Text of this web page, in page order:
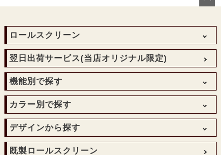
へ
ロールスクリーン
防炎遮光ロールスクリーン
遮光遮熱ロールスクリーン
和風ロールスクリーン
防炎ロールスクリーン
透明ロールスクリーン
転写オリジナルプリントロールスクリーン
ロールスクリーン手作りメカキット
アウトレットロールスクリーン
翌日出荷サービス(当店オリジナル限定)
機能別で探す
遮光
非遮光
防炎
透明
カラー別で探す
レッド・ピンク
イエロー・オレンジ
グリーン・ブルー
デザインから探す
無地
既製ロールスクリーン